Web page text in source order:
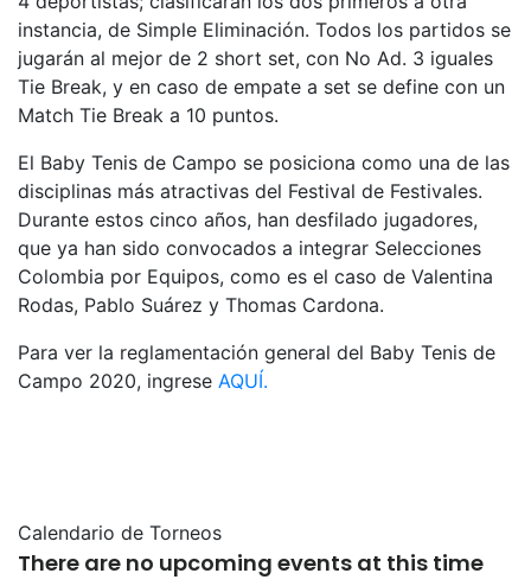
instancia, de Simple Eliminación. Todos los partidos se
jugarán al mejor de 2 short set, con No Ad. 3 iguales
Tie Break, y en caso de empate a set se define con un
Match Tie Break a 10 puntos.
El Baby Tenis de Campo se posiciona como una de las
disciplinas más atractivas del Festival de Festivales.
Durante estos cinco años, han desfilado jugadores,
que ya han sido convocados a integrar Selecciones
Colombia por Equipos, como es el caso de Valentina
Rodas, Pablo Suárez y Thomas Cardona.
Para ver la reglamentación general del Baby Tenis de
Campo 2020, ingrese AQUÍ.
Calendario de Torneos
There are no upcoming events at this time